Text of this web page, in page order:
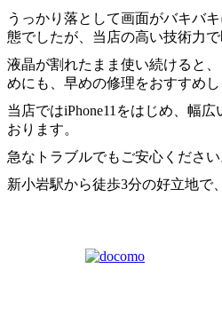
うっかり落として画面がバキバ
態でしたが、当店の高い技術力
液晶が割れたまま使い続けると
めにも、早めの修理をおすすめし
当店ではiPhone11をはじめ、幅
おります。
急なトラブルでもご安心くださ
新小岩駅から徒歩3分の好立地で